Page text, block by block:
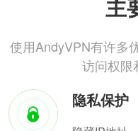
主
使用AndyVPN有许多
访问权限
隐私保护